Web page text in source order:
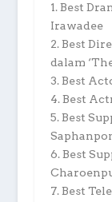
1. Best
Irawadee
2. Best
dalam
3. Best
4. Best
5. Best
6. Best
7. Best